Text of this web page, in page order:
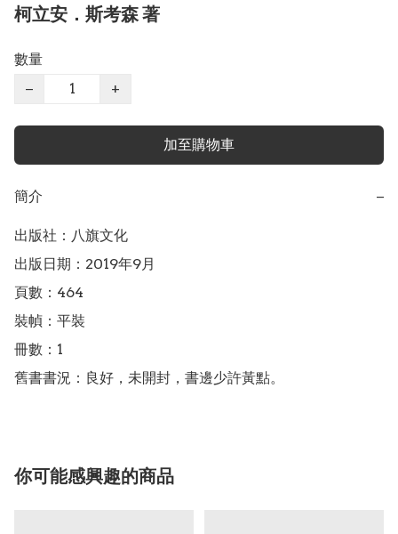
柯立安．斯考森 著
數量
−
+
加至購物車
簡介 −
出版社：八旗文化
出版日期：2019年9月
頁數：464
裝幀：平裝
冊數：1
舊書書況：良好，未開封，書邊少許黃點。
你可能感興趣的商品